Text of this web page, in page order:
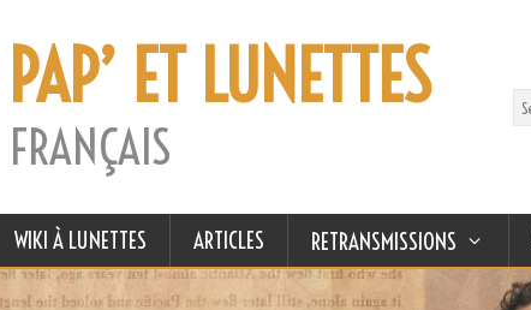
ET LUNETTES
WIKI À LUNETTES ARTICLES RETRANSMISSIONS